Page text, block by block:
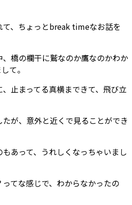
、ちょっとbreak timeなお話を
橋の欄干に鷲なのか鷹なのかわか
て。
止まってる真横まできて、飛び立
が、意外と近くで見ることができ
あって、うれしくなっちゃいまし
てな感じで、わからなかったの